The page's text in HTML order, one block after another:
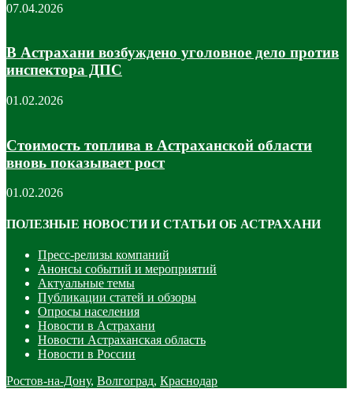
07.04.2026
В Астрахани возбуждено уголовное дело против
инспектора ДПС
01.02.2026
Стоимость топлива в Астраханской области
вновь показывает рост
01.02.2026
ПОЛЕЗНЫЕ НОВОСТИ И СТАТЬИ ОБ АСТРАХАНИ
Пресс-релизы компаний
Анонсы событий и мероприятий
Актуальные темы
Публикации статей и обзоры
Опросы населения
Новости в Астрахани
Новости Астраханская область
Новости в России
Ростов-на-Дону, Волгоград, Краснодар